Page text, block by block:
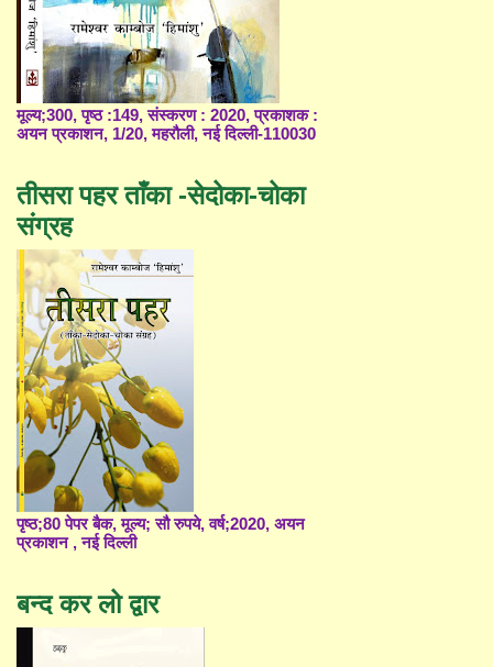
मूल्य;300, पृष्ठ :149, संस्करण : 2020, प्रकाशक :
अयन प्रकाशन, 1/20, महरौली, नई दिल्ली-110030
तीसरा पहर ताँका -सेदोका-चोका
संग्रह
पृष्ठ;80 पेपर बैक, मूल्य; सौ रुपये, वर्ष;2020, अयन
प्रकाशन , नई दिल्ली
बन्द कर लो द्वार